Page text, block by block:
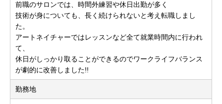
前職のサロンでは、時間外練習や休日出勤が多く
技術が身についても、長く続けられないと考え転職しまし
た。
アートネイチャーではレッスンなど全て就業時間内に行われ
て、
休日がしっかり取ることができるのでワークライフバランス
が劇的に改善しました!!
勤務地